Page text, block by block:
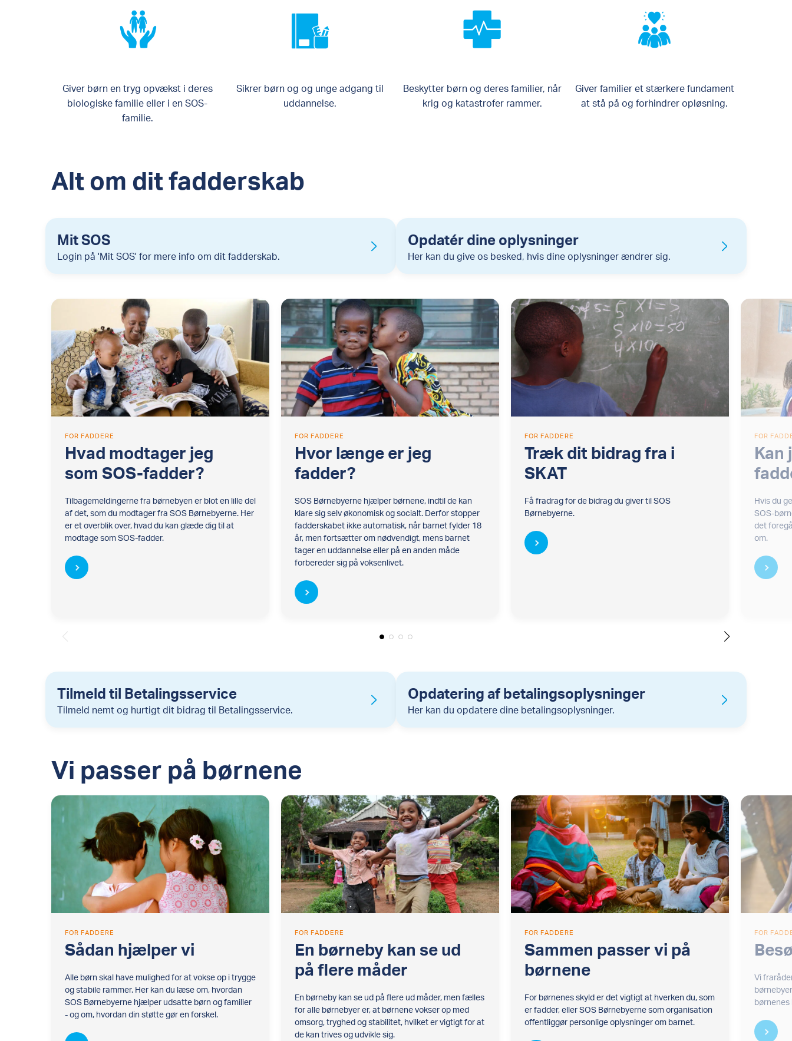
Giver børn en tryg opvækst i deres
biologiske familie eller i en SOS-
familie.
Sikrer børn og og unge adgang til
uddannelse.
Beskytter børn og deres familier, når
krig og katastrofer rammer.
Giver familier et stærkere fundament
at stå på og forhindrer opløsning.
Alt om dit fadderskab
Login på 'Mit SOS' for mere info om dit fadderskab.
Mit SOS
Her kan du give os besked, hvis dine oplysninger ændrer sig.
Opdatér dine oplysninger
FOR FADDERE
Hvad modtager jeg
som SOS-fadder?
Tilbagemeldingerne fra børnebyen er blot en lille del
af det, som du modtager fra SOS Børnebyerne. Her
er et overblik over, hvad du kan glæde dig til at
modtage som SOS-fadder.
FOR FADDERE
Hvor længe er jeg
fadder?
SOS Børnebyerne hjælper børnene, indtil de kan
klare sig selv økonomisk og socialt. Derfor stopper
fadderskabet ikke automatisk, når barnet fylder 18
år, men fortsætter om nødvendigt, mens barnet
tager en uddannelse eller på en anden måde
forbereder sig på voksenlivet.
FOR FADDERE
Træk dit bidrag fra i
SKAT
Få fradrag for de bidrag du giver til SOS
Børnebyerne.
FOR
Kan
Hvis du
SOS-
det
om.
Tilmeld nemt og hurtigt dit bidrag til Betalingsservice.
Tilmeld til Betalingsservice
Her kan du opdatere dine betalingsoplysninger.
Opdatering af betalingsoplysninger
Vi passer på børnene
FOR FADDERE
Sådan hjælper vi
Alle børn skal have mulighed for at vokse op i trygge
og stabile rammer. Her kan du læse om, hvordan
SOS Børnebyerne hjælper udsatte børn og familier
- og om, hvordan din støtte gør en forskel.
FOR FADDERE
En børneby kan se ud
på flere måder
En børneby kan se ud på flere ud måder, men fælles
for alle børnebyer er, at børnene vokser op med
omsorg, tryghed og stabilitet, hvilket er vigtigt for at
de kan trives og udvikle sig.
FOR FADDERE
Sammen passer vi på
børnene
For børnenes skyld er det vigtigt at hverken du, som
er fadder, eller SOS Børnebyerne som organisation
offentliggør personlige oplysninger om barnet.
FOR
Vi
børnenes